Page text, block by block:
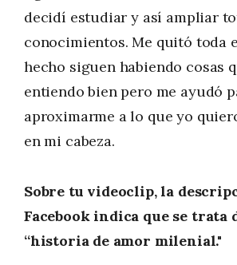
decidí estudiar y así ampliar
conocimientos. Me quitó toda
hecho siguen habiendo cosas
entiendo bien pero me ayudó
aproximarme a lo que yo
en mi cabeza.
Sobre tu videoclip, la
Facebook indica que se trata
“historia de amor milenial."